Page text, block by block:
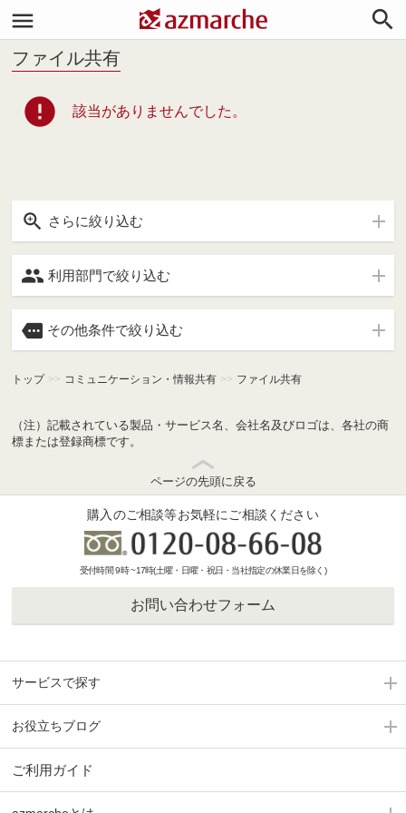


ファイル共有
error 該当がありませんでした。
 さらに絞り込む
 利用部門で絞り込む
 その他条件で絞り込む
トップ >> コミュニケーション・情報共有 >> ファイル共有
（注）記載されている製品・サービス名、会社名及びロゴは、各社の商
標または登録商標です。
ページの先頭に戻る
購入のご相談等お気軽にご相談ください
受付時間 9時 ~17時(土曜・日曜・祝日・当社指定の休業日を除く)
お問い合わせフォーム
サービスで探す
お役立ちブログ
ご利用ガイド